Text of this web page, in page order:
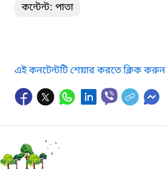
কন্টেন্ট: পাতা
এই কনটেন্টটি শেয়ার করতে ক্লিক করুন